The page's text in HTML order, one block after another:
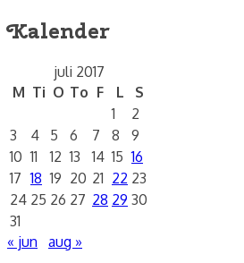
Kalender
juli 2017
M Ti O To F L
S
1
2
3
4 5 6 7 8
9
10 11 12 13 14 15 16
17 18 19 20 21 22 23
24 25 26 27 28 29 30
31
« jun
aug »